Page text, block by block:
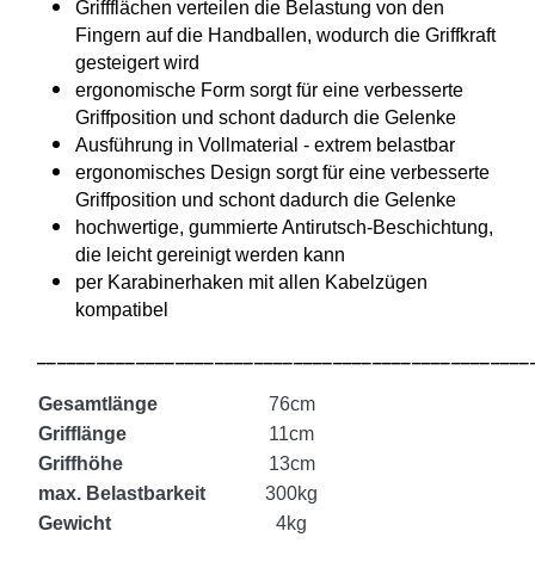
Griffflächen verteilen die Belastung von den
Fingern auf die Handballen, wodurch die Griffkraft
gesteigert wird
ergonomische Form sorgt für eine verbesserte
Griffposition und schont dadurch die Gelenke
Ausführung in Vollmaterial - extrem belastbar
ergonomisches Design sorgt für eine verbesserte
Griffposition und schont dadurch die Gelenke
hochwertige, gummierte Antirutsch-Beschichtung,
die leicht gereinigt werden kann
per Karabinerhaken mit allen Kabelzügen
kompatibel
Gesamtlänge
76cm
Grifflänge
11cm
Griffhöhe
13cm
max. Belastbarkeit
300kg
Gewicht
4kg